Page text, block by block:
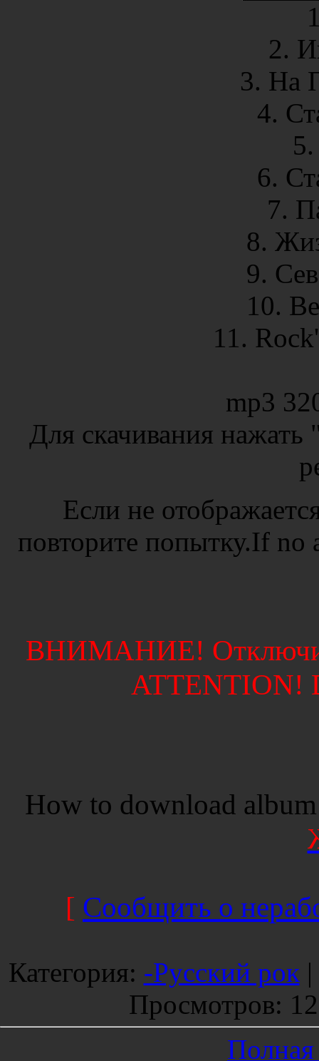
2.
3. На
4.
6.
7.
8.
9.
10.
11.
mp3
Для скачивания
Если не
повторите попытку.If
ВНИМАНИЕ!
ATTENTION!
How to download
[ Сообщить о
Категория: -Русский рок |
Просмотров:
Полная